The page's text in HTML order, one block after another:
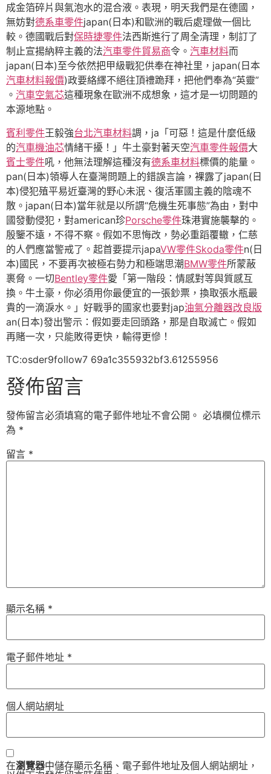
成金箔碎片與氣泡水的混合液。表現，明天我們是在德國，
無妨對德系車零件japan(日本)和歐洲的戰后處理做一個比
較。德國戰后對保時捷零件法西斯進行了周全清理，制訂了
制止宣揚納粹主義的法汽車零件貿易商令。 汽車材料而
japan(日本)至今依然把甲級戰犯供奉在神社里，japan(日本
汽車材料報價)政要絡繹不絕往頂禮跪拜，把他們奉為“英靈”
。 汽車空氣芯這種現象在歐洲不成想象，這才是一切問題的
本源地點。
賓利零件王毅強台北汽車材料調，ja「可惡！這是什麼低級
的汽車機油芯情緒干擾！」牛土豪對著天空汽車零件報價大
賓士零件吼，他無法理解這種沒有德系車材料標價的能量。
pan(日本)領導人在臺灣問題上的錯誤言論，裸露了japan(日
本)侵犯殖平易近臺灣的野心未泯、復活軍國主義的陰魂不
散。japan(日本)當年就是以所謂“危機生死事態”為由，對中
國發動侵犯，對american珍Porsche零件珠港實施襲擊的。
殷鑒不遠，不得不察。假如不思悔改，勢必重蹈覆轍，仁慈
的人們應當警戒了。起首要提示japaVW零件Skoda零件n(日
本)國民，不要再次被極右勢力和極端思潮BMW零件所蒙蔽
裹脅。一切Bentley零件愛「第一階段：情感對等與質感互
換。牛土豪，你必須用你最便宜的一張鈔票，換取張水瓶最
貴的一滴淚水。」好戰爭的國家也要對jap油氣分離器改良版
an(日本)發出警示：假如要走回頭路，那是自取滅亡。假如
再賭一次，只能敗得更快，輸得更慘！
TC:osder9follow7 69a1c355932bf3.61255956
發佈留言
發佈留言必須填寫的電子郵件地址不會公開。 必填欄位標示
為 *
留言 *
顯示名稱 *
電子郵件地址 *
個人網站網址
在瀏覽器中儲存顯示名稱、電子郵件地址及個人網站網址，